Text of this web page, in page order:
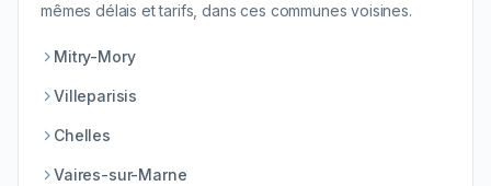
mêmes délais et tarifs, dans ces communes voisines.
Mitry-Mory
Villeparisis
Chelles
Vaires-sur-Marne